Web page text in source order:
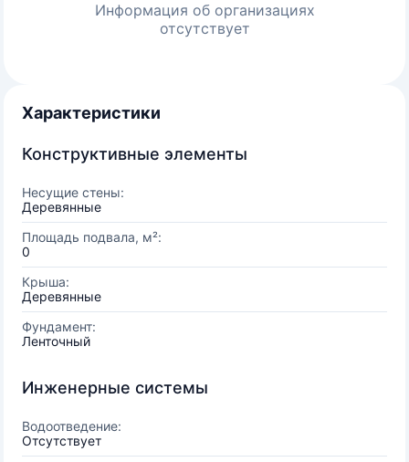
Информация об организациях
отсутствует
Характеристики
Конструктивные элементы
Несущие стены:
Деревянные
Площадь подвала, м²:
0
Крыша:
Деревянные
Фундамент:
Ленточный
Инженерные системы
Водоотведение:
Отсутствует